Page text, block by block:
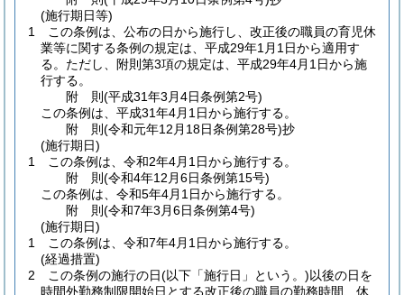
(施行期日等)
1
この条例は、公布の日から施行し、改正後の職員の育児休
業等に関する条例の規定は、平成29年1月1日から適用す
る。 ただし、附則第3項の規定は、平成29年4月1日から施
行する。
附 則(平成31年3月4日条例第2号)
この条例は、平成31年4月1日から施行する。
附 則(令和元年12月18日条例第28号)抄
(施行期日)
1
この条例は、令和2年4月1日から施行する。
附 則(令和4年12月6日条例第15号)
この条例は、令和5年4月1日から施行する。
附 則(令和7年3月6日条例第4号)
(施行期日)
1
この条例は、令和7年4月1日から施行する。
(経過措置)
2
この条例の施行の日(以下「施行日」という。)以後の日を
時間外勤務制限開始日とする改正後の職員の勤務時間、休